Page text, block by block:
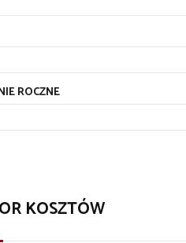
ROCZNE
KOSZTÓW